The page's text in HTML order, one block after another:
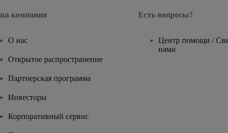
компания
О нас
Открытое распространение
Партнерская программа
Инвесторы
Корпоративный сервис
Есть вопросы?
Центр помощи /
нами